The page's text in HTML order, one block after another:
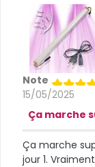
Note
15/05/2025
Ça marche
Ça marche
jour 1.